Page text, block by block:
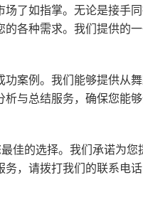
场了如指掌。无论是接手
各种需求。我们提供的
案例。我们能够提供从
析与总结服务，确保您能
佳的选择。我们承诺为您
，请拨打我们的联系电话